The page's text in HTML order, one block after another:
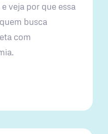
veja por que essa
busca
com